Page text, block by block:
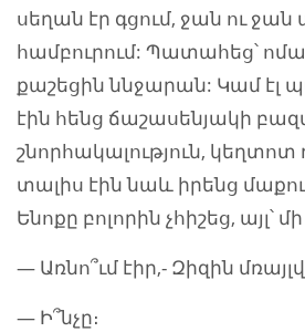
սեղան էր գցում, ջան ու ջան
համբուրում: Պատահեց՝
քաշեցին ննջարան: Կամ էլ
էին հենց ճաշասենյակի
շնորհակալություն,
տալիս էին նաև իրենց
Ենոքը բոլորին չհիշեց, այլ՝
— Առնո՞ւմ էիր,- Զիզին
— Ի՞նչը։